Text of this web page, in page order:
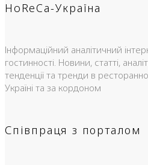
HoReCa-Україна
Інформаційний аналітичний
гостинності. Новини, статті,
тенденції та тренди в
Україні та за кордоном
Співпраця з порталом